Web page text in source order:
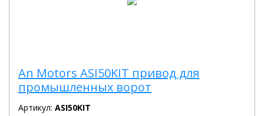
An Motors ASI50KIT привод для
промышленных ворот
Артикул: ASI50KIT